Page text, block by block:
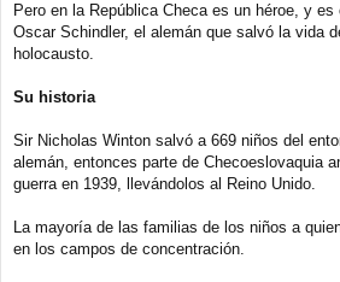
Pero en la República Checa es un héroe, y
Oscar Schindler, el alemán que salvó la vida
holocausto.
Su historia
Sir Nicholas Winton salvó a 669 niños del
alemán, entonces parte de Checoeslovaquia
guerra en 1939, llevándolos al Reino Unido.
La mayoría de las familias de los niños a
en los campos de concentración.